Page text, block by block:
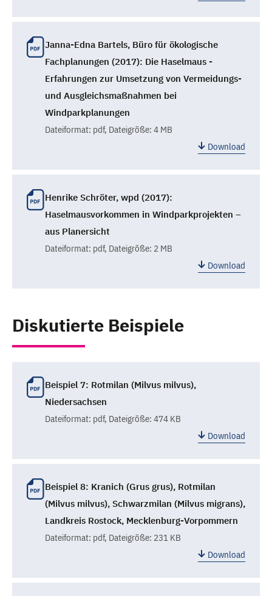
Janna-Edna Bartels, Büro für ökologische
Fachplanungen (2017): Die Haselmaus -
Erfahrungen zur Umsetzung von Vermeidungs-
und Ausgleichsmaßnahmen bei
Windparkplanungen
Dateiformat: pdf, Dateigröße: 4 MB
Download
Henrike Schröter, wpd (2017):
Haselmausvorkommen in Windparkprojekten –
aus Planersicht
Dateiformat: pdf, Dateigröße: 2 MB
Download
Diskutierte Beispiele
Beispiel 7: Rotmilan (Milvus milvus),
Niedersachsen
Dateiformat: pdf, Dateigröße: 474 KB
Download
Beispiel 8: Kranich (Grus grus), Rotmilan
(Milvus milvus), Schwarzmilan (Milvus migrans),
Landkreis Rostock, Mecklenburg-Vorpommern
Dateiformat: pdf, Dateigröße: 231 KB
Download